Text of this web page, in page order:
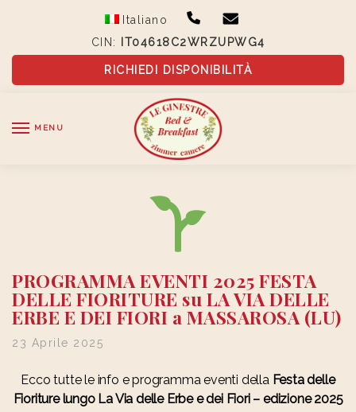
Italiano
CIN:
IT04618C2WRZUPWG4
RICHIEDI DISPONIBILITÀ
MENU
PROGRAMMA EVENTI 2025 FESTA
DELLE FIORITURE su LA VIA DELLE
ERBE E DEI FIORI a MASSAROSA (LU)
23 Aprile 2025
Ecco tutte le info e programma eventi della Festa delle
Fioriture lungo La Via delle Erbe e dei Fiori – edizione 2025